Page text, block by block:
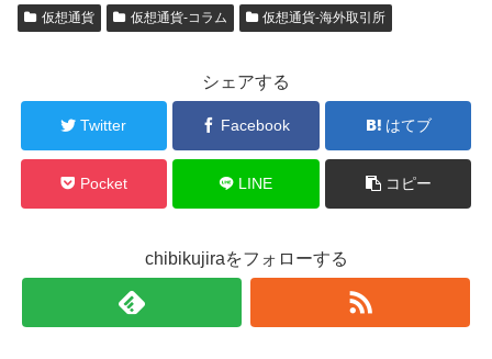
仮想通貨 仮想通貨-コラム 仮想通貨-海外取引所
シェアする
Twitter Facebook はてブ
Pocket LINE コピー
chibikujiraをフォローする